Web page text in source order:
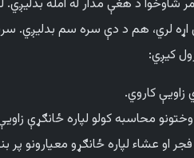
شاوخوا د هغې مدار له امله
لري، هم د دې سره سم بدلیږي.
کیږي:
زاویې کاروي.
محاسبه کولو لپاره ځانګړې
او عشاء لپاره ځانګړو معیارونو پر